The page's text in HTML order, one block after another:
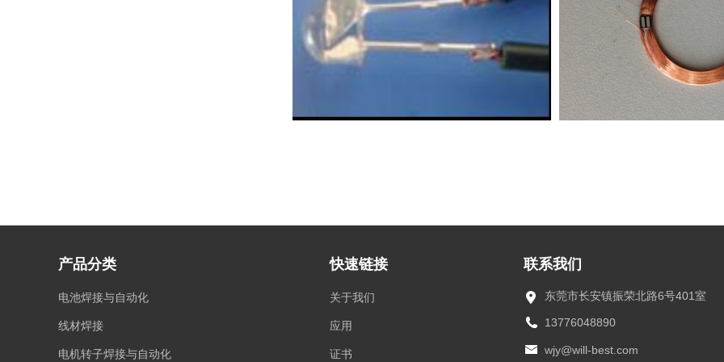
产品分类
电池焊接与自动化
线材焊接
电机转子焊接与自动化
快速链接
关于我们
应用
证书
联系我们
东莞市长安镇振荣北路6号401室
13776048890
wjy@will-best.com